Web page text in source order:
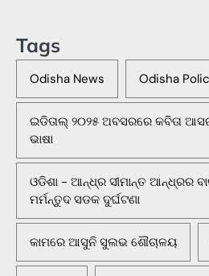
Tags
Odisha News Odisha
ଇଡିତାଲ୍ ୨୦୨୫ ଅବସରରେ କବିତା
ଭାଷା
ଓଡିଶା - ଆନ୍ଧ୍ର ସୀମାନ୍ତ ଆନ୍ଧ୍ରର
ମର୍ମନ୍ତୁଦ ସଡକ ଦୁର୍ଘଟଣା
କାମରେ ଆସୁନି ସୁଲଭ ଶୌଚାଳୟ